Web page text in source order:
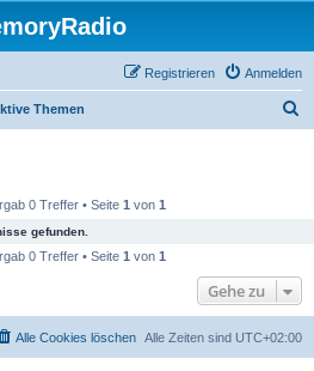
Anmelden
Registrieren
Themen
0 Treffer • Seite 1 von 1
gefunden.
0 Treffer • Seite 1 von 1
Gehe zu
Alle Zeiten sind UTC+02:00
Alle Cookies löschen